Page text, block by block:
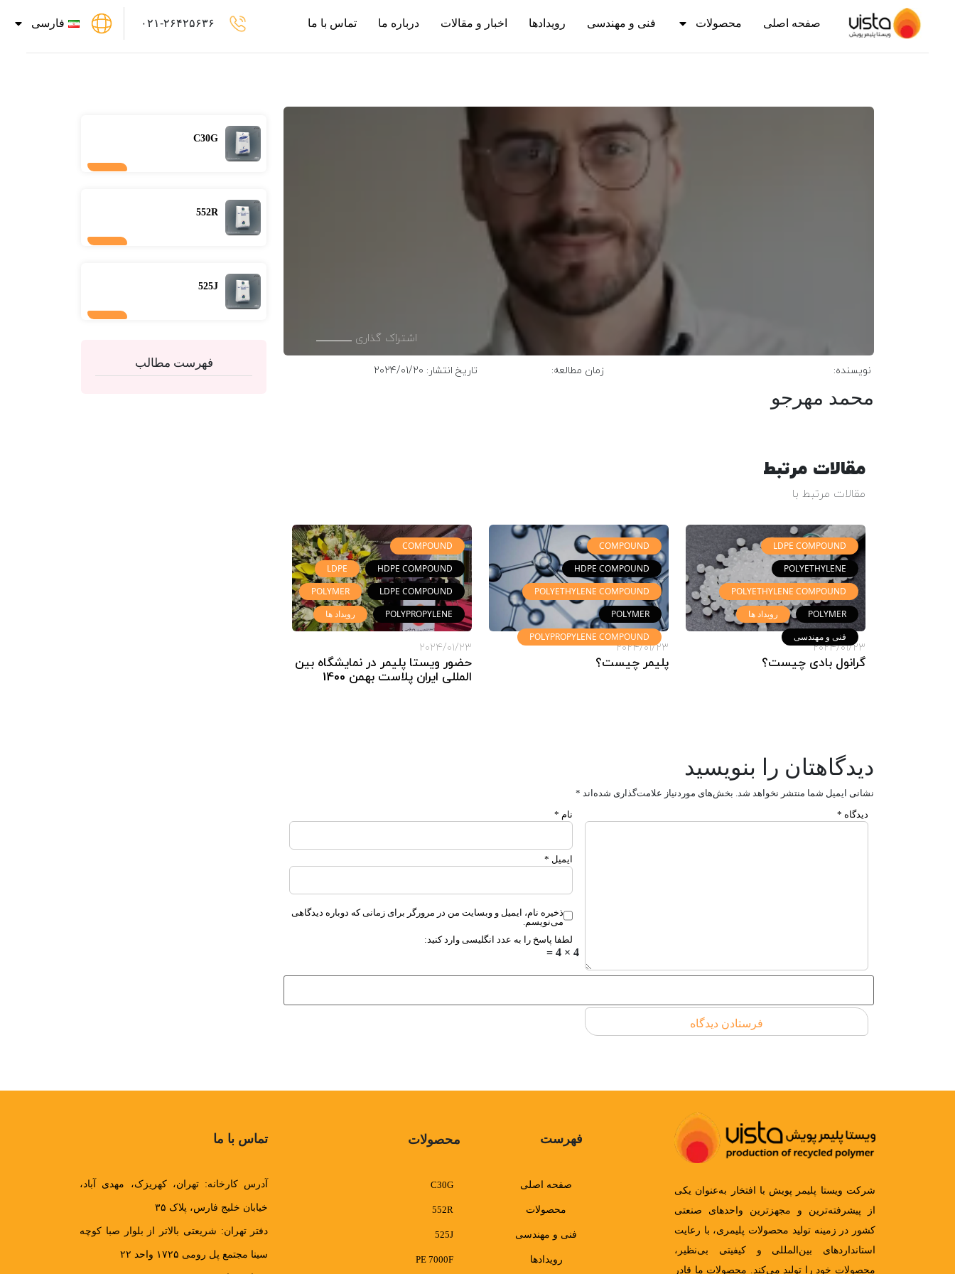
صفحه اصلی محصولات فنی و مهندسی رویدادها اخبار و مقالات درباره ما تماس با ما ۰۲۱-۲۶۴۲۵۶۳۶ فارسی
اشتراک گذاری
نویسنده: زمان مطالعه: تاریخ انتشار: 2024/01/20
محمد مهرجو
مقالات مرتبط
مقالات مرتبط با
LDPE COMPOUND
POLYETHYLENE
POLYETHYLENE COMPOUND
POLYMER
رویداد ها
فنی و مهندسی
2024/01/23
گرانول بادی چیست؟
COMPOUND
HDPE COMPOUND
POLYETHYLENE COMPOUND
POLYMER
POLYPROPYLENE COMPOUND
2024/01/23
پلیمر چیست؟
COMPOUND
HDPE COMPOUND
LDPE
LDPE COMPOUND
POLYMER
POLYPROPYLENE
رویداد ها
2024/01/23
حضور ویستا پلیمر در نمایشگاه بین
المللی ایران پلاست بهمن 1400
دیدگاهتان را بنویسید
نشانی ایمیل شما منتشر نخواهد شد. بخش‌های موردنیاز علامت‌گذاری شده‌اند *
دیدگاه * نام *
ایمیل *
ذخیره نام، ایمیل و وبسایت من در مرورگر برای زمانی که دوباره دیدگاهی
می‌نویسم.
لطفا پاسخ را به عدد انگلیسی وارد کنید:
4 × 4 =
C30G
552R
525J
فهرست مطالب
شرکت ویستا پلیمر پویش با افتخار به‌عنوان یکی
از پیشرفته‌ترین و مجهزترین واحدهای صنعتی
کشور در زمینه تولید محصولات پلیمری، با رعایت
استانداردهای بین‌المللی و کیفیتی بی‌نظیر،
محصولات خود را تولید می‌کند. محصولات ما قادر
فهرست
صفحه اصلی
محصولات
فنی و مهندسی
رویدادها
محصولات
C30G
552R
525J
PE 7000F
تماس با ما
آدرس کارخانه: تهران، کهریزک، مهدی آباد،
خیابان خلیج فارس، پلاک ۳۵
دفتر تهران: شریعتی بالاتر از بلوار صبا کوچه
سینا مجتمع پل رومی ۱۷۲۵ واحد ۲۲